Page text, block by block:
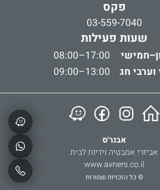
פקס
03-559-7040
שעות פעילות
08:00–17:00
חג
09:00–13:00
אבנר'ס
אביזרי אמבטיה וידיות לבית
www.avners.co.il
© כל הזכויות שמורות